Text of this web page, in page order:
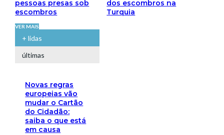
pessoas presas sob
escombros
dos escombros na
Turquia
VER MAIS
+ lidas
últimas
Novas regras
europeias vão
mudar o Cartão
do Cidadão:
saiba o que está
em causa